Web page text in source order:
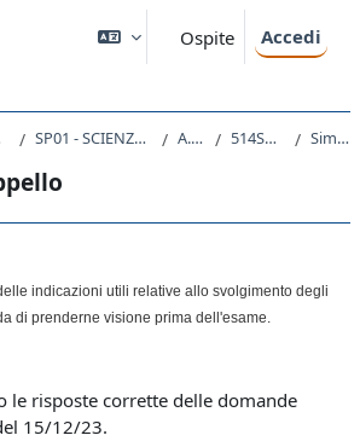
Ospite Accedi
SP01 - SCIENZE INTERNAZIONALI E DIPLOMATICHE A.A. 2023 - 2024 514SP - SOCIOLOGIA 2023 Simulazione appello
indicazioni utili relative allo svolgimento degli
di prenderne visione prima dell'esame.
le risposte corrette delle domande
15/12/23.